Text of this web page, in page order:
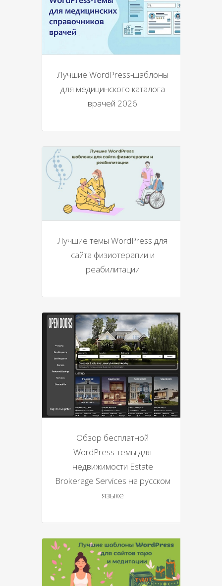
Лучшие WordPress-шаблоны
для медицинского каталога
врачей 2026
Лучшие темы WordPress для
сайта физиотерапии и
реабилитации
Обзор бесплатной
WordPress-темы для
недвижимости Estate
Brokerage Services на русском
языке